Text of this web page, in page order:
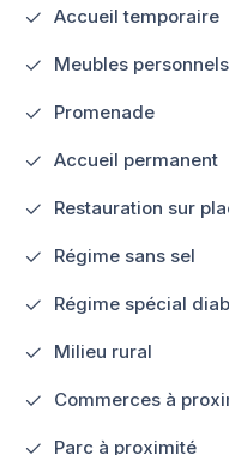
Accueil temporaire
Meubles
Promenade
Accueil permanent
Restauration sur
Régime sans sel
Régime spécial
Milieu rural
Commerces à
Parc à proximité